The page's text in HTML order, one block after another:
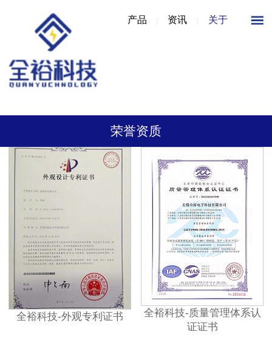
产品 资讯 关于
荣誉资质
全裕科技-外观专利证书
全裕科技-质量管理体系认
证证书